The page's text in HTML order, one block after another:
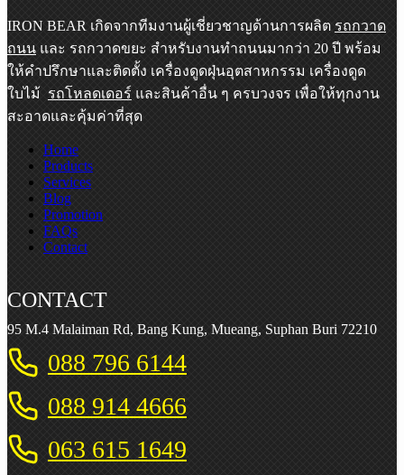
IRON BEAR เกิดจากทีมงานผู้เชี่ยวชาญด้านการผลิต รถกวาด
ถนน และ รถกวาดขยะ สำหรับงานทำถนนมากว่า 20 ปี พร้อม
ให้คำปรึกษาและติดตั้ง เครื่องดูดฝุ่นอุตสาหกรรม เครื่องดูด
ใบไม้ รถโหลดเดอร์ และสินค้าอื่น ๆ ครบวงจร เพื่อให้ทุกงาน
สะอาดและคุ้มค่าที่สุด
Home
Products
Services
Blog
Promotion
FAQs
Contact
CONTACT
95 M.4 Malaiman Rd, Bang Kung, Mueang, Suphan Buri 72210
088 796 6144
088 914 4666
063 615 1649